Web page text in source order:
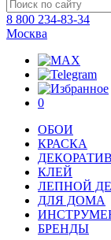
8 800 234-83-34
Москва
0
ОБОИ
КРАСКА
КЛЕЙ
ЛЕПНОЙ
ДЛЯ ДОМА
БРЕНДЫ